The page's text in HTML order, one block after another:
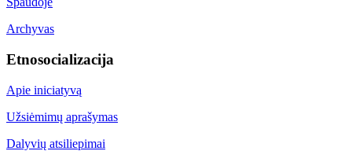
Archyvas
Etnosocializacija
Apie iniciatyvą
Užsiėmimų aprašymas
Dalyvių atsiliepimai